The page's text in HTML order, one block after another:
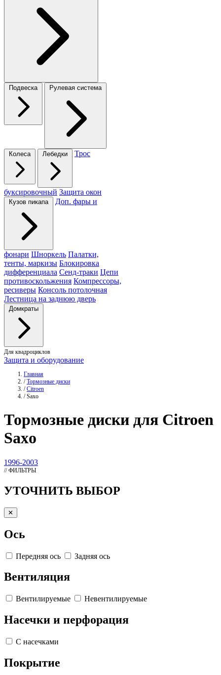
Подвеска Рулевая система
Колеса Лебедки Трос
буксировочный Защита окон
Кузов пикапа Доп. фары и
фонари Шноркель Палатки,
тенты, маркизы Блокировка
дифференциала Сенд-траки Цепи
противоскольжения Компрессоры,
ресиверы Консоль потолочная
Лестница на заднюю дверь
Домкраты
Для квадроциклов
Защита и оборудование
Главная
/ Тормозные диски
/ Citroen
/ Saxo
Тормозные диски для Citroen
Saxo
1996-2003
// ФИЛЬТРЫ
УТОЧНИТЬ ВЫБОР
✕
Ось
Передняя ось Задняя ось
Вентиляция
Вентилируемые Невентилируемые
Насечки и перфорация
С насечками
Покрытие